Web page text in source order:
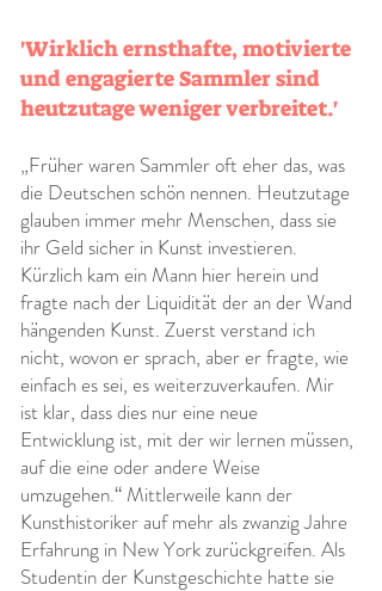
'Wirklich ernsthafte, motivierte
und engagierte Sammler sind
heutzutage weniger verbreitet.'
„Früher waren Sammler oft eher das, was
die Deutschen schön nennen. Heutzutage
glauben immer mehr Menschen, dass sie
ihr Geld sicher in Kunst investieren.
Kürzlich kam ein Mann hier herein und
fragte nach der Liquidität der an der Wand
hängenden Kunst. Zuerst verstand ich
nicht, wovon er sprach, aber er fragte, wie
einfach es sei, es weiterzuverkaufen. Mir
ist klar, dass dies nur eine neue
Entwicklung ist, mit der wir lernen müssen,
auf die eine oder andere Weise
umzugehen.“ Mittlerweile kann der
Kunsthistoriker auf mehr als zwanzig Jahre
Erfahrung in New York zurückgreifen. Als
Studentin der Kunstgeschichte hatte sie